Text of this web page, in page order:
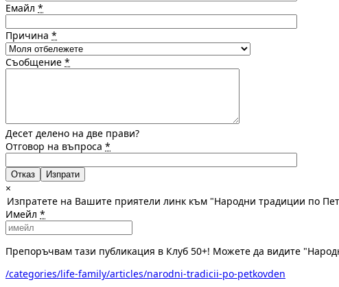
Емайл *
Причина *
Съобщение *
Десет делено на две прави?
Отговор на въпроса *
Отказ
×
Изпратете на Вашите приятели линк към "Народни традиции по
Имейл *
Препоръчвам тази публикация в Клуб 50+! Можете да видите
/categories/life-family/articles/narodni-tradicii-po-petkovden